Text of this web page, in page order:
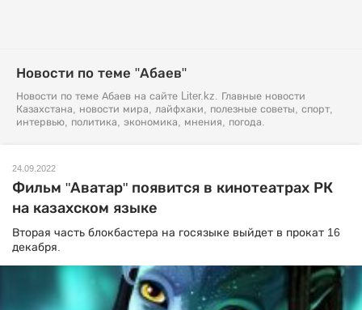
Новости по теме "Абаев"
Новости по теме Абаев на сайте Liter.kz. Главные новости
Казахстана, новости мира, лайфхаки, полезные советы, спорт,
интервью, политика, экономика, мнения, погода.
24.09.2022
Фильм "Аватар" появится в кинотеатрах РК
на казахском языке
Вторая часть блокбастера на госязыке выйдет в прокат 16
декабря.